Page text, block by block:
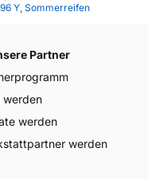
Y, Sommerreifen
Partner
werden
werden
werden